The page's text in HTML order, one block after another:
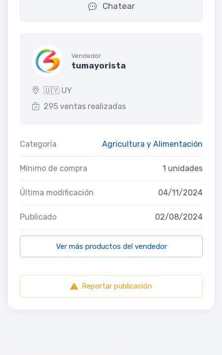
Chatear
Vendedor
tumayorista
🇺🇾 UY
295 ventas realizadas
Categoría Agricultura y Alimentación
Mínimo de compra 1 unidades
Última modificación 04/11/2024
Publicado 02/08/2024
Ver más productos del vendedor
Reportar publicación